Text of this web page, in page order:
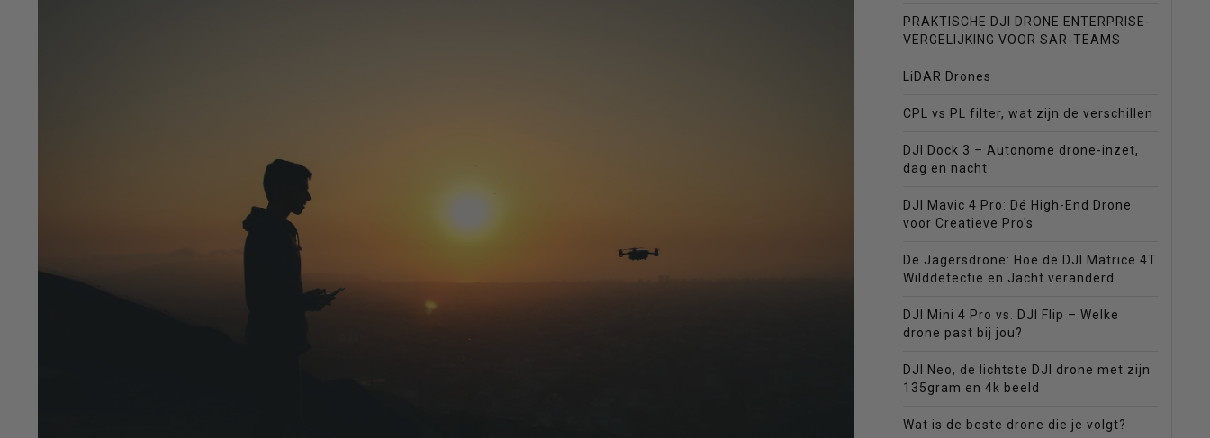
PRAKTISCHE DJI DRONE ENTERPRISE-
VERGELIJKING VOOR SAR-TEAMS
LiDAR Drones
CPL vs PL filter, wat zijn de verschillen
DJI Dock 3 – Autonome drone-inzet,
dag en nacht
DJI Mavic 4 Pro: Dé High-End Drone
voor Creatieve Pro's
De Jagersdrone: Hoe de DJI Matrice 4T
Wilddetectie en Jacht veranderd
DJI Mini 4 Pro vs. DJI Flip – Welke
drone past bij jou?
DJI Neo, de lichtste DJI drone met zijn
135gram en 4k beeld
Wat is de beste drone die je volgt?